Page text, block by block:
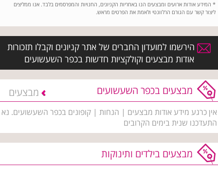
* המידע אודות ארועים ומבצעים הנו באחריות הקניונים, החנויות והמפרסמים בלבד. אנו ממליצים
ליצור קשר עם הגורם הרלוונטי ולאמת את הפרטים מראש.
הירשמו למועדון החברים של אתר קניונים וקבלו תזכורות
אודות מבצעים וקולקציות חדשות בכפר השעשועים
מבצעים בכפר השעשועים מבצעים
אין כרגע מידע אודות מבצעים | הנחות | קופונים בכפר השעשועים. נא
התעדכנו שנית בימים הקרובים
מבצעים בילדים ותינוקות